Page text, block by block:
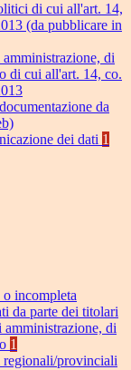
di cui all'art. 14,
(da pubblicare in
di
di cui all'art. 14, co.
da
dei dati 1
o incompleta
da parte dei titolari
di
1
provinciali